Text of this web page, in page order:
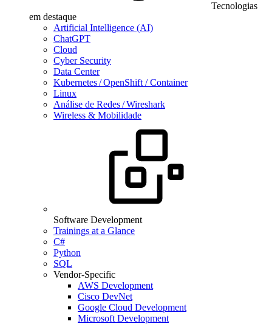
Tecnologias
em destaque
Artificial Intelligence (AI)
ChatGPT
Cloud
Cyber Security
Data Center
Kubernetes / OpenShift / Container
Linux
Análise de Redes / Wireshark
Wireless & Mobilidade
Software Development
Trainings at a Glance
C#
Python
SQL
Vendor-Specific
AWS Development
Cisco DevNet
Google Cloud Development
Microsoft Development